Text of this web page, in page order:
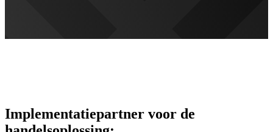
Implementatiepartner voor de